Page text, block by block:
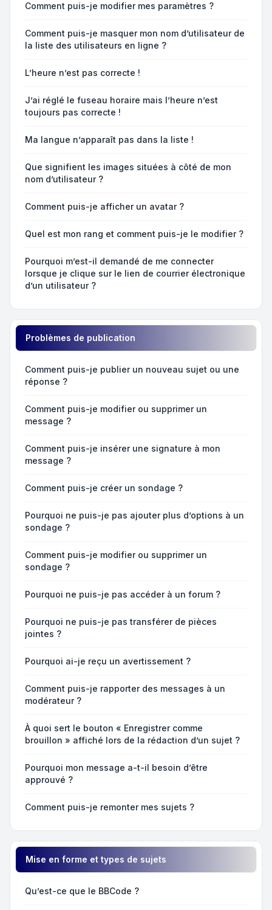
Comment puis-je modifier mes paramètres ?
Comment puis-je masquer mon nom d’utilisateur de
la liste des utilisateurs en ligne ?
L’heure n’est pas correcte !
J’ai réglé le fuseau horaire mais l’heure n’est
toujours pas correcte !
Ma langue n’apparaît pas dans la liste !
Que signifient les images situées à côté de mon
nom d’utilisateur ?
Comment puis-je afficher un avatar ?
Quel est mon rang et comment puis-je le modifier ?
Pourquoi m’est-il demandé de me connecter
lorsque je clique sur le lien de courrier électronique
d’un utilisateur ?
Problèmes de publication
Comment puis-je publier un nouveau sujet ou une
réponse ?
Comment puis-je modifier ou supprimer un
message ?
Comment puis-je insérer une signature à mon
message ?
Comment puis-je créer un sondage ?
Pourquoi ne puis-je pas ajouter plus d’options à un
sondage ?
Comment puis-je modifier ou supprimer un
sondage ?
Pourquoi ne puis-je pas accéder à un forum ?
Pourquoi ne puis-je pas transférer de pièces
jointes ?
Pourquoi ai-je reçu un avertissement ?
Comment puis-je rapporter des messages à un
modérateur ?
À quoi sert le bouton « Enregistrer comme
brouillon » affiché lors de la rédaction d’un sujet ?
Pourquoi mon message a-t-il besoin d’être
approuvé ?
Comment puis-je remonter mes sujets ?
Mise en forme et types de sujets
Qu’est-ce que le BBCode ?